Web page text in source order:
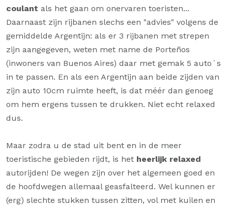
coulant als het gaan om onervaren toeristen...
Daarnaast zijn rijbanen slechs een "advies" volgens de
gemiddelde Argentijn: als er 3 rijbanen met strepen
zijn aangegeven, weten met name de Porteños
(inwoners van Buenos Aires) daar met gemak 5 auto´s
in te passen. En als een Argentijn aan beide zijden van
zijn auto 10cm ruimte heeft, is dat méér dan genoeg
om hem ergens tussen te drukken. Niet echt relaxed
dus.
Maar zodra u de stad uit bent en in de meer
toeristische gebieden rijdt, is het heerlijk relaxed
autorijden! De wegen zijn over het algemeen goed en
de hoofdwegen allemaal geasfalteerd. Wel kunnen er
(erg) slechte stukken tussen zitten, vol met kuilen en